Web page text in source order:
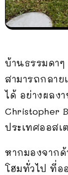
บ้านธรรมดาๆ
สามารถกลา
ได้ อย่างผล
Christopher
ประเทศออสเ
หากมองจาก
โฮมทั่วไป ที่อ